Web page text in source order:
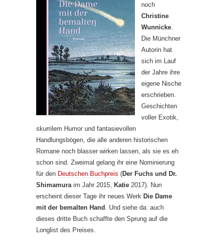
noch
Christine
Wunnicke
Die Münchner
Autorin hat
sich im Lauf
der Jahre ihre
eigene Nische
erschrieben.
Geschichten
voller Exotik,
skurrilem Humor und fantasievollen
Handlungsbögen, die alle anderen historischen
Romane noch blasser wirken lassen, als sie es eh
schon sind. Zweimal gelang ihr eine Nominierung
für den Deutschen Buchpreis (Der Fuchs und Dr.
Shimamura im Jahr 2015, Katie 2017). Nun
erscheint dieser Tage ihr neues Werk Die Dame
mit der bemalten Hand . Und siehe da: auch
dieses dritte Buch schaffte den Sprung auf die
Longlist des Preises.